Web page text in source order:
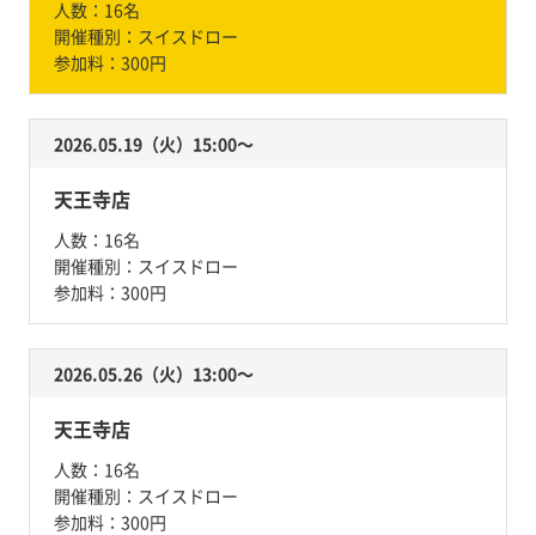
人数： 16名
開催種別： スイスドロー
参加料： 300円
2026.05.19（火）15:00〜
天王寺店
人数： 16名
開催種別： スイスドロー
参加料： 300円
2026.05.26（火）13:00〜
天王寺店
人数： 16名
開催種別： スイスドロー
参加料： 300円